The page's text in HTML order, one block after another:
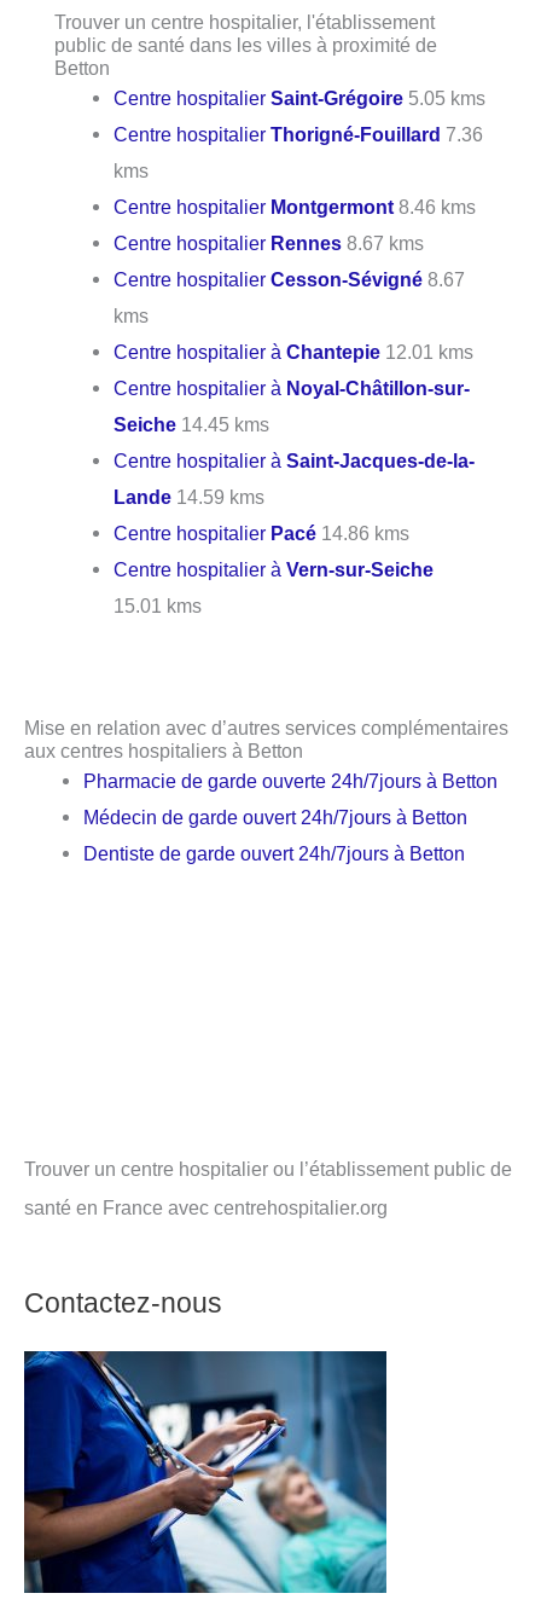
Trouver un centre hospitalier, l'établissement
public de santé dans les villes à proximité de
Betton
Centre hospitalierSaint-Grégoire 5.05 kms
Centre hospitalierThorigné-Fouillard 7.36
kms
Centre hospitalier Montgermont 8.46 kms
Centre hospitalier Rennes 8.67 kms
Centre hospitalierCesson-Sévigné 8.67
kms
Centre hospitalier àChantepie 12.01 kms
Centre hospitalier à Noyal-Châtillon-sur-
Seiche 14.45 kms
Centre hospitalier àSaint-Jacques-de-la-
Lande 14.59 kms
Centre hospitalier Pacé 14.86 kms
Centre hospitalier àVern-sur-Seiche
15.01 kms
Mise en relation avec d’autres services complémentaires
aux centres hospitaliers à Betton
Pharmacie de garde ouverte 24h/7jours à Betton
Médecin de garde ouvert 24h/7jours à Betton
Dentiste de garde ouvert 24h/7jours à Betton
Trouver un centre hospitalier ou l’établissement public de
santé en France avec centrehospitalier.org
Contactez-nous